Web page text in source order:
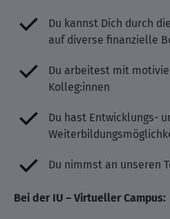
Du kannst Dich durch
auf diverse finanzielle
Du arbeitest mit
Kolleg:innen
Du hast Entwicklungs-
Du nimmst an unseren
Bei der IU – Virtueller Campus: